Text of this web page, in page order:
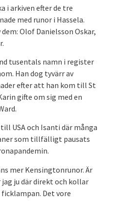
i arkiven efter de tre
med runor i Hassela.
Olof Danielsson Oskar,
tusentals namn i register
Han dog tyvärr av
efter att han kom till St
gifte om sig med en
USA och Isanti där många
som tillfälligt pausats
mer Kensingtonrunor. Är
ju där direkt och kollar
Det vore